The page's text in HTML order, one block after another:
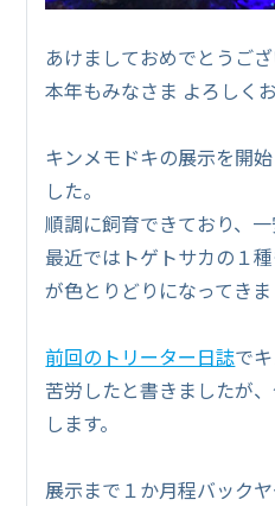
あけましておめでとうござ
本年もみなさま よろしく
キンメモドキの展示を開
した。
順調に飼育できており、一
最近ではトゲトサカの１
が色とりどりになってきま
前回のトリーター日誌で
苦労したと書きましたが
します。
展示まで１か月程バック